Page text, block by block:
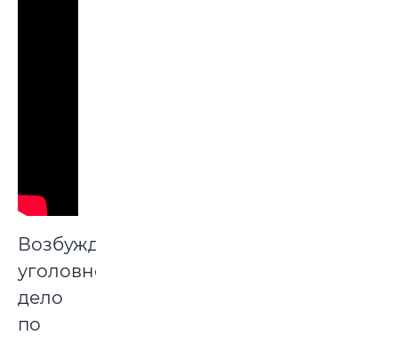
Возбуждено
уголовное
дело
по